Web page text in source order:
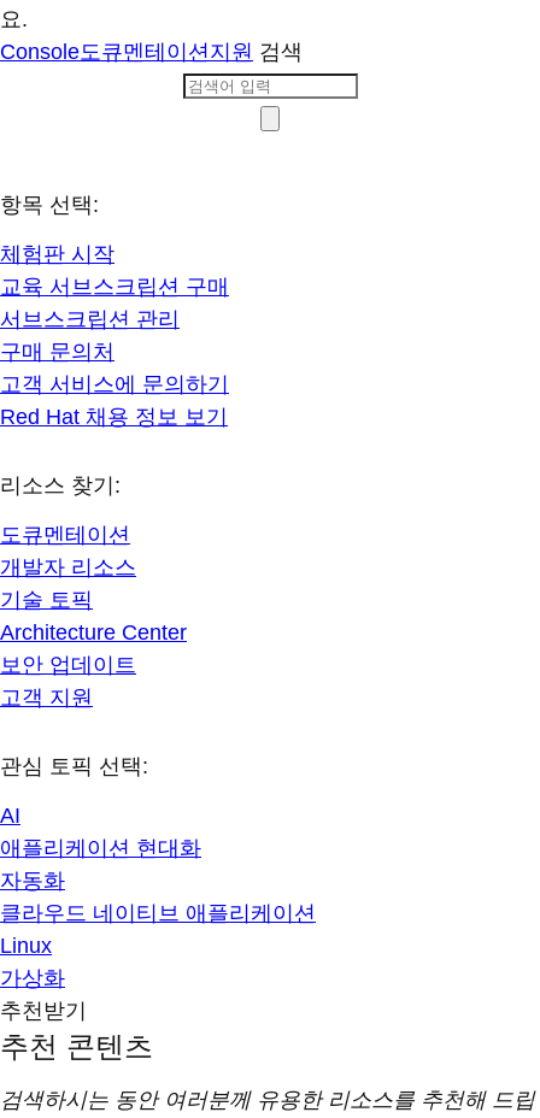
요.
Console도큐멘테이션지원 검색
항목 선택:
체험판 시작
교육 서브스크립션 구매
서브스크립션 관리
구매 문의처
고객 서비스에 문의하기
Red Hat 채용 정보 보기
리소스 찾기:
도큐멘테이션
개발자 리소스
기술 토픽
Architecture Center
보안 업데이트
고객 지원
관심 토픽 선택:
AI
애플리케이션 현대화
자동화
클라우드 네이티브 애플리케이션
Linux
가상화
추천받기
추천 콘텐츠
검색하시는 동안 여러분께 유용한 리소스를 추천해 드립